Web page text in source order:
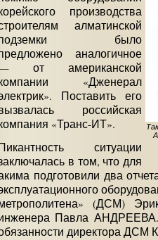
производства
алматинской
было
аналогичное
от американской
«Дженерал
Поставить его
российская
«Транс-ИТ».
ситуации
в том, что для
подготовили два
(ДСМ)
Павла
директора